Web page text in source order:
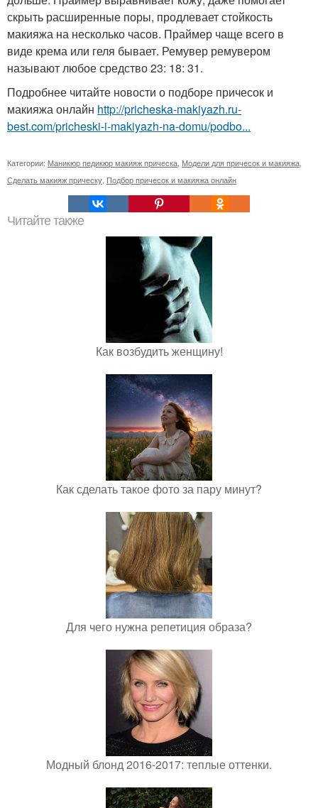
скрыть расширенные поры, продлевает стойкость
макияжа на несколько часов. Праймер чаще всего в
виде крема или геля бывает. Ремувер ремувером
называют любое средство 23: 18: 31.
Подробнее читайте новости о подборе причесок и
макияжа онлайн http://pricheska-makiyazh.ru-
best.com/pricheski-i-makiyazh-na-domu/podbo...
Категории: Маникюр педикюр макияж прическа Модели для причесок и макияжа
Сделать макияж прическу Подбор причесок и макияжа онлайн
Читайте также
Как возбудить женщину!
Как сделать такое фото за пару минут?
Для чего нужна репетиция образа?
Модный блонд 2016-2017: теплые оттенки.